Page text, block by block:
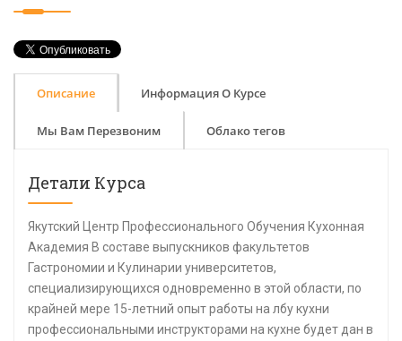
Описание Информация О Курсе
Мы Вам Перезвоним Облако тегов
Детали Курса
Якутский Центр Профессионального Обучения Кухонная
Академия В составе выпускников факультетов
Гастрономии и Кулинарии университетов,
специализирующихся одновременно в этой области, по
крайней мере 15-летний опыт работы на лбу кухни
профессиональными инструкторами на кухне будет дан в